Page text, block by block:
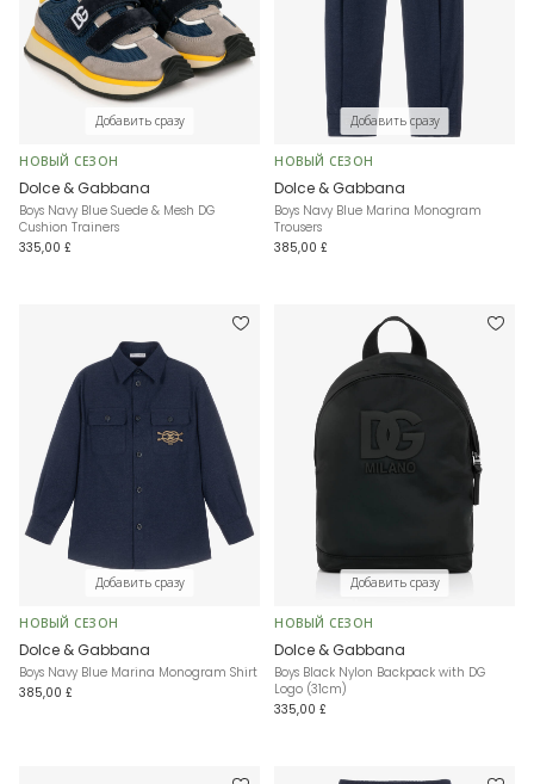
Добавить сразу
НОВЫЙ СЕЗОН
Dolce & Gabbana
Boys Navy Blue Suede & Mesh DG
Cushion Trainers
335,00 £
Добавить сразу
НОВЫЙ СЕЗОН
Dolce & Gabbana
Boys Navy Blue Marina Monogram
Trousers
385,00 £
Добавить сразу
НОВЫЙ СЕЗОН
Dolce & Gabbana
Boys Navy Blue Marina Monogram Shirt
385,00 £
Добавить сразу
НОВЫЙ СЕЗОН
Dolce & Gabbana
Boys Black Nylon Backpack with DG
Logo (31cm)
335,00 £